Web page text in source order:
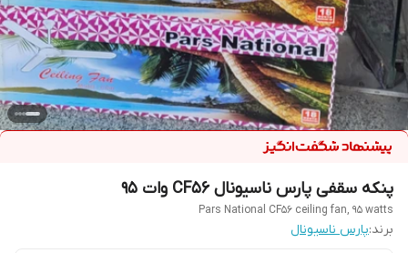
پنکه سقفی پارس ناسیونال CF56 وات ۹۵
Pars National CF56 ceiling fan, 95 watts
برند:پارس ناسیونال